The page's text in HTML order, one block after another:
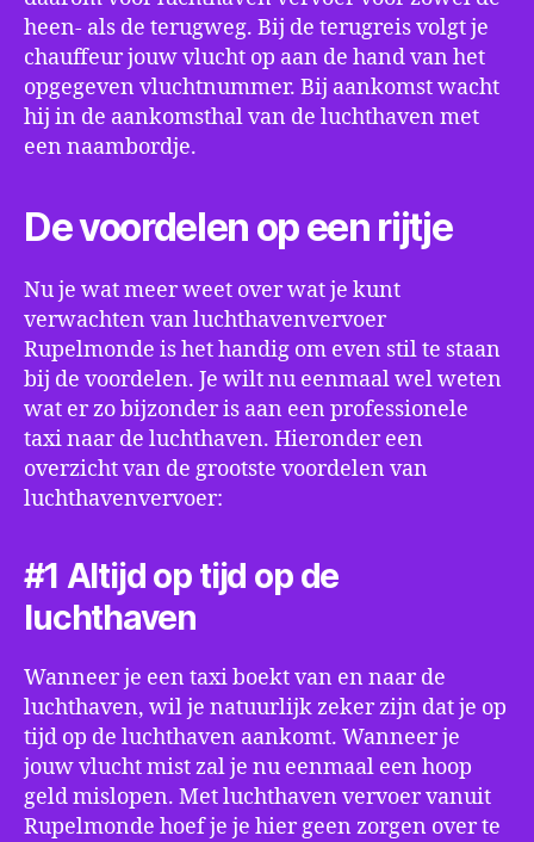
heen- als de terugweg. Bij de terugreis volgt je
chauffeur jouw vlucht op aan de hand van het
opgegeven vluchtnummer. Bij aankomst wacht
hij in de aankomsthal van de luchthaven met
een naambordje.
De voordelen op een rijtje
Nu je wat meer weet over wat je kunt
verwachten van luchthavenvervoer
Rupelmonde is het handig om even stil te staan
bij de voordelen. Je wilt nu eenmaal wel weten
wat er zo bijzonder is aan een professionele
taxi naar de luchthaven. Hieronder een
overzicht van de grootste voordelen van
luchthavenvervoer:
#1 Altijd op tijd op de
luchthaven
Wanneer je een taxi boekt van en naar de
luchthaven, wil je natuurlijk zeker zijn dat je op
tijd op de luchthaven aankomt. Wanneer je
jouw vlucht mist zal je nu eenmaal een hoop
geld mislopen. Met luchthaven vervoer vanuit
Rupelmonde hoef je je hier geen zorgen over te